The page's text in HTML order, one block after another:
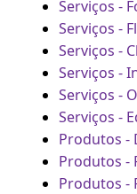
Serviços -
Serviços -
Serviços -
Serviços -
Serviços -
Serviços -
Produtos -
Produtos -
Produtos -